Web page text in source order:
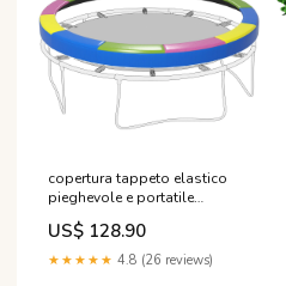
copertura tappeto elastico
pieghevole e portatile
o366x30 cm in plastica pe e
schiuma multicolore 295641
NTK0042B
US$ 128.90
★★★★★ 4.8 (26 reviews)